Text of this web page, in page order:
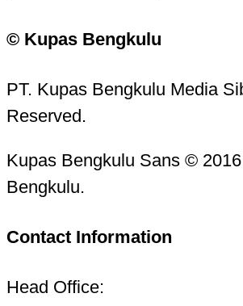
© Kupas Bengkulu
PT. Kupas Bengkulu Media
Reserved.
Kupas Bengkulu Sans ©
Bengkulu.
Contact Information
Head Office: